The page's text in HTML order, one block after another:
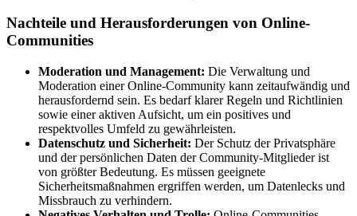
Nachteile und Herausforderungen von Online-
Communities
Moderation und Management: Die Verwaltung und
Moderation einer Online-Community kann zeitaufwändig und
herausfordernd sein. Es bedarf klarer Regeln und Richtlinien
sowie einer aktiven Aufsicht, um ein positives und
respektvolles Umfeld zu gewährleisten.
Datenschutz und Sicherheit: Der Schutz der Privatsphäre
und der persönlichen Daten der Community-Mitglieder ist
von größter Bedeutung. Es müssen geeignete
Sicherheitsmaßnahmen ergriffen werden, um Datenlecks und
Missbrauch zu verhindern.